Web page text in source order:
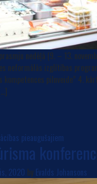
nedēļā (9. – 13.
neformālās izglītības
kompetences pilnveide” 4.
pieaugušajiem
2020 by Evalds Johansons